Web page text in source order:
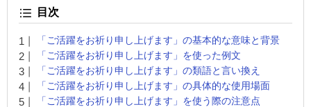
目次
「ご活躍をお祈り申し上げます」の基本的な意味と背景
「ご活躍をお祈り申し上げます」を使った例文
「ご活躍をお祈り申し上げます」の類語と言い換え
「ご活躍をお祈り申し上げます」の具体的な使用場面
「ご活躍をお祈り申し上げます」を使う際の注意点